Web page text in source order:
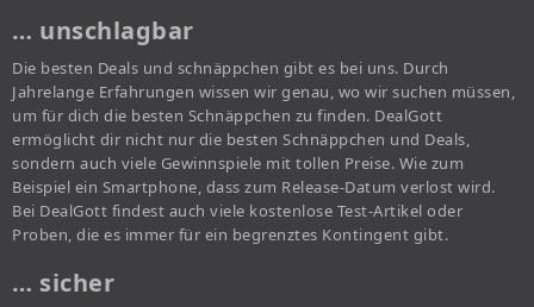
… unschlagbar
Die besten Deals und schnäppchen gibt es bei uns. Durch
Jahrelange Erfahrungen wissen wir genau, wo wir suchen müssen,
um für dich die besten Schnäppchen zu finden. DealGott
ermöglicht dir nicht nur die besten Schnäppchen und Deals,
sondern auch viele Gewinnspiele mit tollen Preise. Wie zum
Beispiel ein Smartphone, dass zum Release-Datum verlost wird.
Bei DealGott findest auch viele kostenlose Test-Artikel oder
Proben, die es immer für ein begrenztes Kontingent gibt.
… sicher